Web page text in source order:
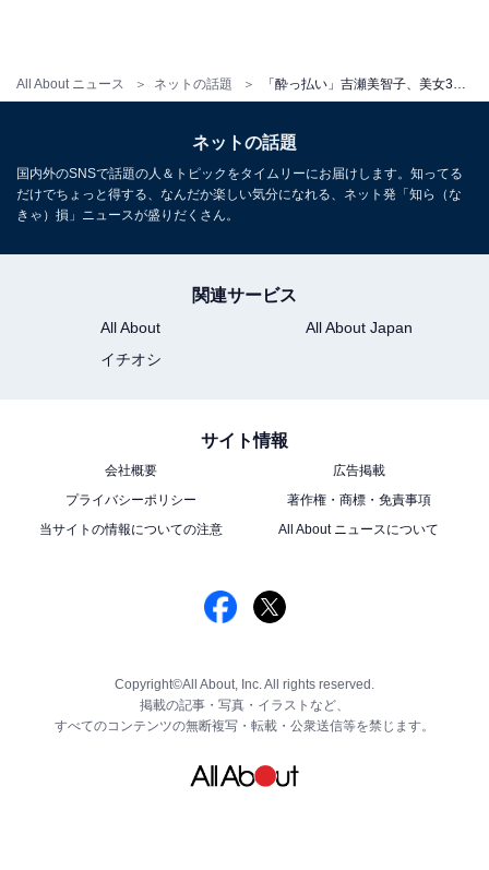
All About ニュース ネットの話題
ネットの話題
国内外のSNSで話題の人＆トピックをタイムリーにお届けします。知ってる
だけでちょっと得する、なんだか楽しい気分になれる、ネット発「知ら（な
きゃ）損」ニュースが盛りだくさん。
関連サービス
All About
All About Japan
イチオシ
サイト情報
会社概要
広告掲載
プライバシーポリシー
著作権・商標・免責事項
当サイトの情報についての注意
All About ニュースについて
Copyright©All About, Inc. All rights reserved.
掲載の記事・写真・イラストなど、
すべてのコンテンツの無断複写・転載・公衆送信等を禁じます。